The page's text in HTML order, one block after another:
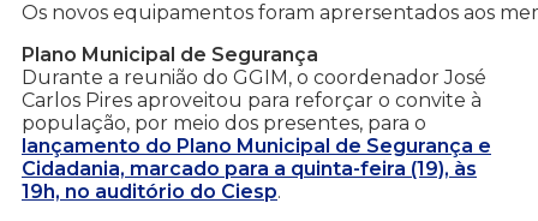
Os novos equipamentos foram aprersentados aos
Plano Municipal de Segurança
Durante a reunião do GGIM, o coordenador José
Carlos Pires aproveitou para reforçar o convite à
população, por meio dos presentes, para o
lançamento do Plano Municipal de Segurança e
Cidadania, marcado para a quinta-feira (19), às
19h, no auditório do Ciesp.